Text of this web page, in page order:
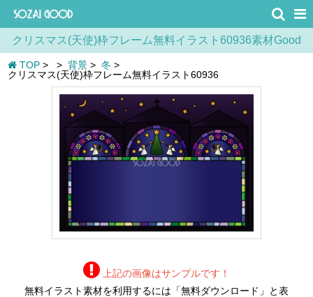
クリスマス(天使)枠フレーム無料イラスト60936素材Good
TOP > > 背景 > 冬 >
クリスマス(天使)枠フレーム無料イラスト60936
上記の画像はサンプルです！
無料イラスト素材を利用するには「無料ダウンロード」と表